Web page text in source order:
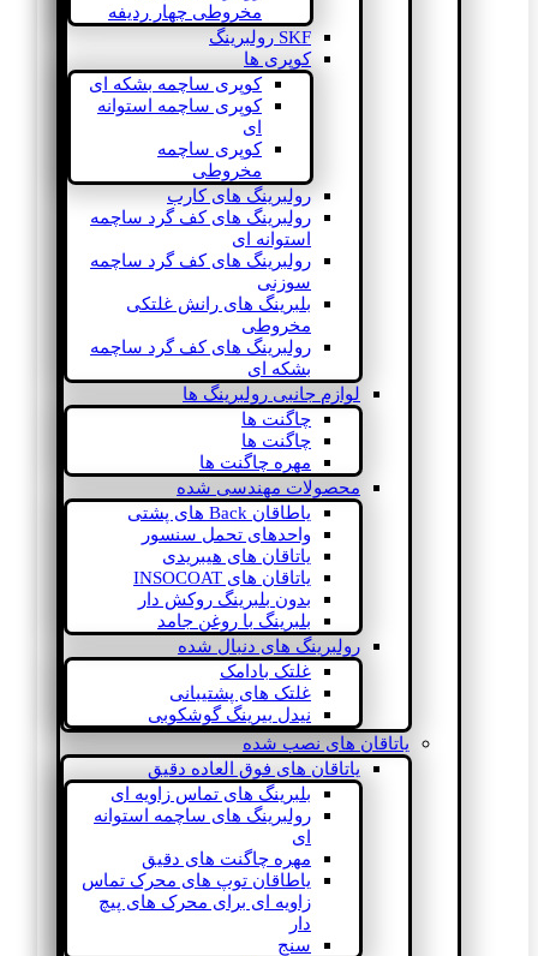
مخروطی چهار ردیفه
SKF رولبرینگ
کوپری ها
کوپری ساچمه بشکه ای
کوپری ساچمه استوانه
ای
کوپری ساچمه
مخروطی
رولبرینگ های کارب
رولبرینگ های کف گرد ساچمه
استوانه ای
رولبرینگ های کف گرد ساچمه
سوزنی
بلبرینگ های رانش غلتکی
مخروطی
رولبرینگ های کف گرد ساچمه
بشکه ای
لوازم جانبی رولبرینگ ها
چاگنت ها
چاگنت ها
مهره چاگنت ها
محصولات مهندسی شده
یاطاقان Back های پشتی
واحدهای تحمل سنسور
یاتاقان های هیبریدی
یاتاقان های INSOCOAT
بدون بلبرینگ روکش دار
بلبرینگ با روغن جامد
رولبرینگ های دنبال شده
غلتک بادامک
غلتک های پشتیبانی
نیدل بیرینگ گوشکوبی
یاتاقان های نصب شده
یاتاقان های فوق العاده دقیق
بلبرینگ های تماس زاویه ای
رولبرینگ های ساچمه استوانه
ای
مهره چاگنت های دقیق
یاطاقان توپ های محرک تماس
زاویه ای برای محرک های پیچ
دار
سنج